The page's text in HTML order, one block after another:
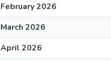
February 2026
March 2026
April 2026